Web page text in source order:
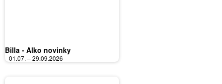
Billa - Alko novinky
01.07. – 29.09.2026